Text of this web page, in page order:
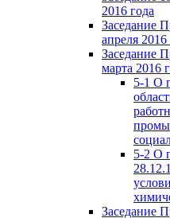
2016 года
Заседание
апреля 2016
Заседание
марта 2016
5-1 О
5-2 О
Заседание